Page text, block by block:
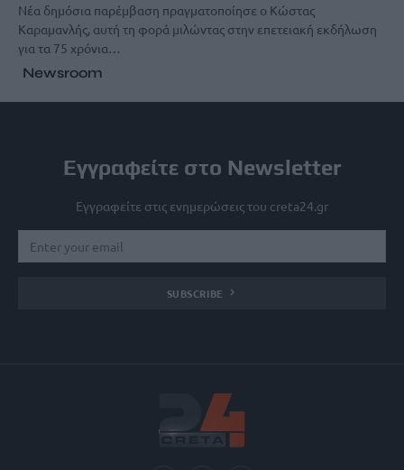
Νέα δημόσια παρέμβαση πραγματοποίησε ο Κώστας
Καραμανλής, αυτή τη φορά μιλώντας στην επετειακή εκδήλωση
για τα 75 χρόνια…
Newsroom
Εγγραφείτε στο Newsletter
Εγγραφείτε στις ενημερώσεις του creta24.gr
SUBSCRIBE